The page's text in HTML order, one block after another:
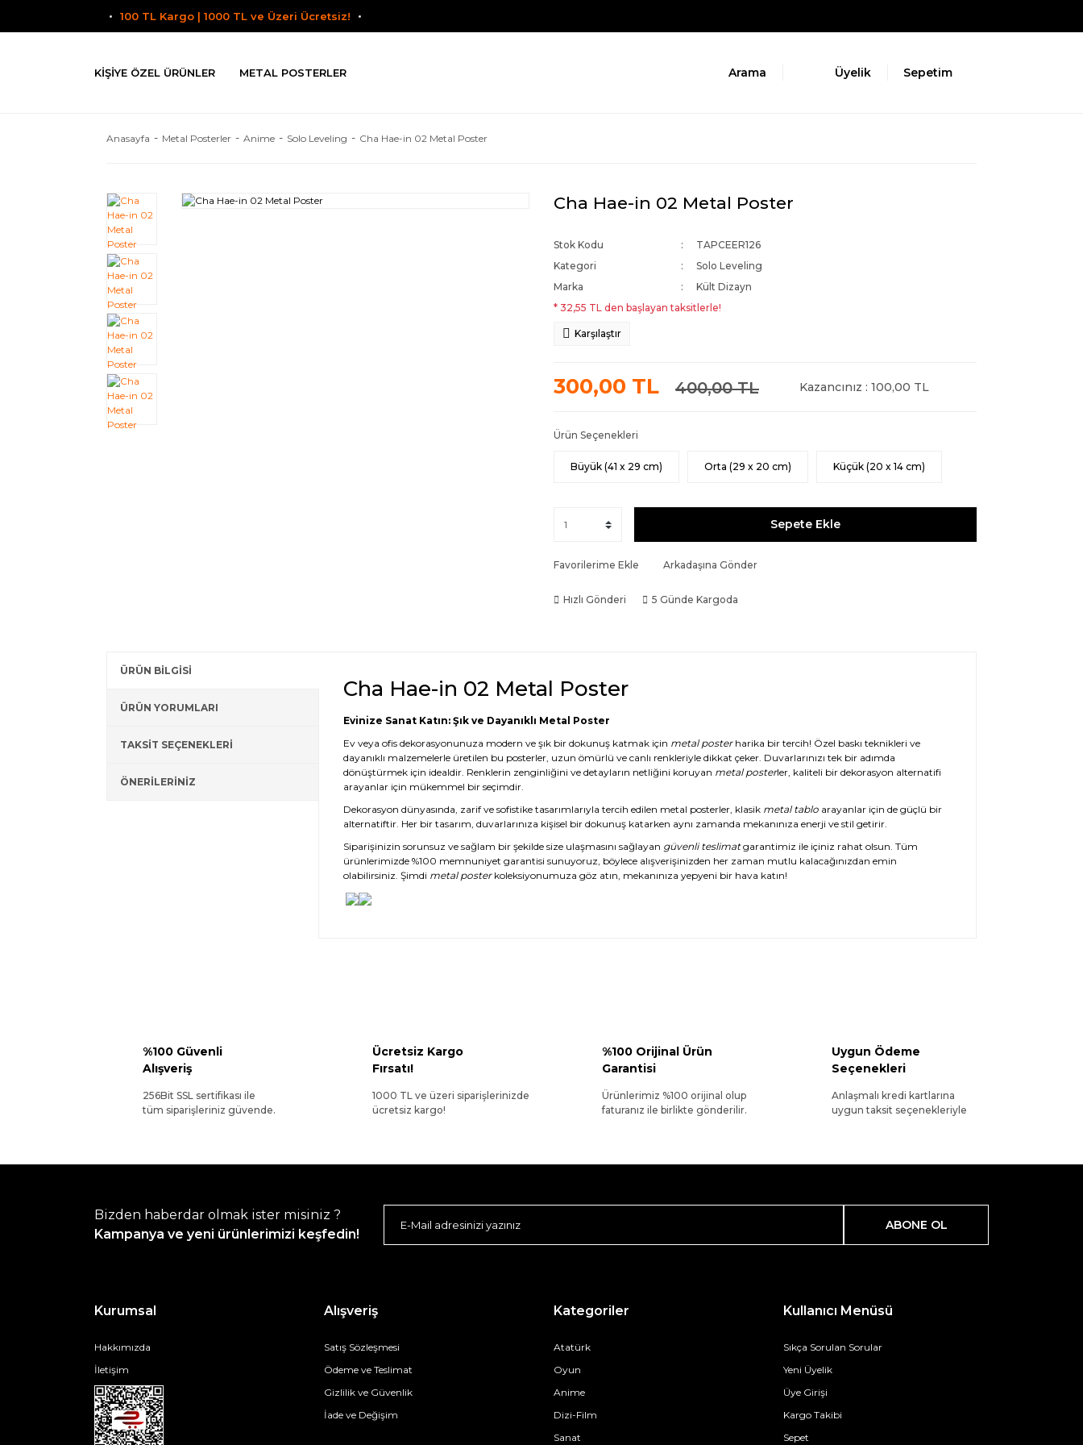
100 TL Kargo | 1000 TL ve Üzeri Ücretsiz!
KIŞIYE ÖZEL ÜRÜNLER METAL POSTERLER Arama Üyelik Sepetim
Anasayfa Metal Posterler Anime Solo Leveling Cha Hae-in 02 Metal Poster
Cha Hae-in 02 Metal Poster
Stok Kodu
TAPCEER126
Kategori
Solo Leveling
Marka
Kült Dizayn
* 32,55 TL den başlayan taksitlerle!
Karşılaştır
300,00 TL 400,00 TL Kazancınız : 100,00 TL
Ürün Seçenekleri
Büyük (41 x 29 cm) Orta (29 x 20 cm) Küçük (20 x 14 cm)
Sepete Ekle
Favorilerime Ekle Arkadaşına Gönder
Hızlı Gönderi 5 Günde Kargoda
ÜRÜN BİLGİSİ
ÜRÜN YORUMLARI
TAKSİT SEÇENEKLERİ
ÖNERİLERİNİZ
Cha Hae-in 02 Metal Poster
Evinize Sanat Katın: Şık ve Dayanıklı Metal Poster
Ev veya ofis dekorasyonunuza modern ve şık bir dokunuş katmak için metal posterharika bir tercih! Özel baskı teknikleri ve
dayanıklı malzemelerle üretilen bu posterler, uzun ömürlü ve canlı renkleriyle dikkat çeker. Duvarlarınızı tek bir adımda
dönüştürmek için idealdir. Renklerin zenginliğini ve detayların netliğini koruyan metal posterler, kaliteli bir dekorasyon alternatifi
arayanlar için mükemmel bir seçimdir.
Dekorasyon dünyasında, zarif ve sofistike tasarımlarıyla tercih edilen metal posterler, klasik metal tabloarayanlar için de güçlü bir
alternatiftir. Her bir tasarım, duvarlarınıza kişisel bir dokunuş katarken aynı zamanda mekanınıza enerji ve stil getirir.
Siparişinizin sorunsuz ve sağlam bir şekilde size ulaşmasını sağlayan güvenli teslimatgarantimiz ile içiniz rahat olsun. Tüm
ürünlerimizde %100 memnuniyet garantisi sunuyoruz, böylece alışverişinizden her zaman mutlu kalacağınızdan emin
olabilirsiniz. Şimdi metal posterkoleksiyonumuza göz atın, mekanınıza yepyeni bir hava katın!
%100 Güvenli
Alışveriş
256Bit SSL sertifikası ile
tüm siparişleriniz güvende.
Ücretsiz Kargo
Fırsatı!
1000 TL ve üzeri siparişlerinizde
ücretsiz kargo!
%100 Orijinal Ürün
Garantisi
Ürünlerimiz %100 orijinal olup
faturanız ile birlikte gönderilir.
Uygun Ödeme
Seçenekleri
Anlaşmalı kredi kartlarına
uygun taksit seçenekleriyle
Bizden haberdar olmak ister misiniz ?
Kampanya ve yeni ürünlerimizi keşfedin!
ABONE OL
Kurumsal
Hakkımızda
İletişim
Alışveriş
Satış Sözleşmesi
Ödeme ve Teslimat
Gizlilik ve Güvenlik
İade ve Değişim
Kategoriler
Atatürk
Oyun
Anime
Dizi-Film
Sanat
Kullanıcı Menüsü
Sıkça Sorulan Sorular
Yeni Üyelik
Üye Girişi
Kargo Takibi
Sepet